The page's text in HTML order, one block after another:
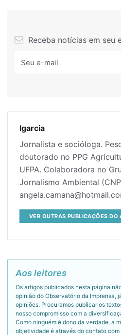
Receba notícias em seu
lgarcia
Jornalista e socióloga.
doutorado no PPG
UFPA. Colaboradora no
Jornalismo Ambiental
VER OUTRAS PUBLICAÇÕES DO
Aos leitores
Os artigos publicados nesta página
opinião do Observatório da Imprensa,
opiniões. Procuramos publicar os
nosso compromisso com a
Como ninguém é dono da verdade, a
objetividade é através do contato